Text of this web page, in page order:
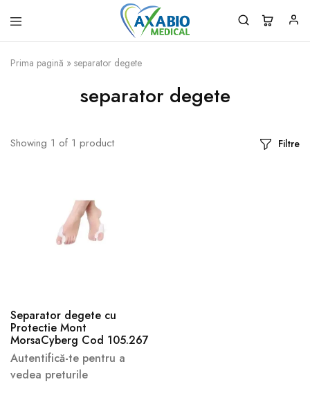
Axabio
Solutii
sanatatea
Prima pagină » separator degete
separator degete
Showing 1 of 1 product Filtre
Separator degete cu
Protectie Mont
MorsaCyberg Cod 105.267
Autentifică-te pentru a
vedea preturile